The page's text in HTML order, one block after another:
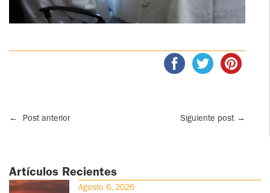
← Post anterior Siguiente post →
Artículos Recientes
Agosto 6, 2026